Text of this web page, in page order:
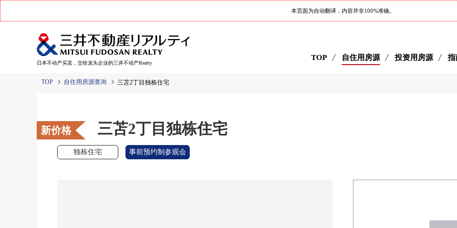
本页面为自动翻译，内容并非100%准确。
日本不动产买卖，交给龙头企业的三井不动产Realty
TOP 自住用房源 投资用房源 指
TOP 自住用房源查询 三苫2丁目独栋住宅
新价格 三苫2丁目独栋住宅
独栋住宅 事前预约制参观会